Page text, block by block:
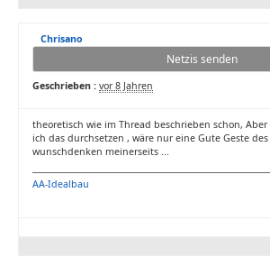
Chrisano
Netzis senden
Geschrieben : vor 8 Jahren
theoretisch wie im Thread beschrieben schon,
ich das durchsetzen , wäre nur eine Gute Geste
wunschdenken meinerseits ...
AA-Idealbau